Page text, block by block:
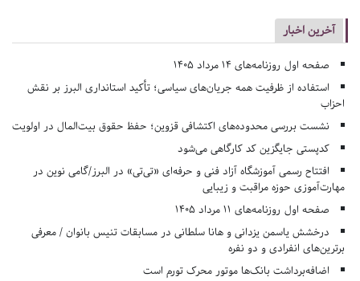
آخرین اخبار
صفحه اول روزنامه‌های 14 مرداد 1405
استفاده از ظرفیت همه جریان‌های سیاسی؛ تأکید استانداری البرز بر نقش
احزاب
نشست بررسی محدوده‌های اکتشافی قزوین؛ حفظ حقوق بیت‌المال در اولویت
کدپستی جایگزین کد کارگاهی می‌شود
افتتاح رسمی آموزشگاه آزاد فنی و حرفه‌ای «تی‌تی» در البرز/گامی نوین در
مهارت‌آموزی حوزه مراقبت و زیبایی
صفحه اول روزنامه‌های 11 مرداد 1405
درخشش یاسمن یزدانی و هانا سلطانی در مسابقات تنیس بانوان / معرفی
برترین‌های انفرادی و دو نفره
اضافه‌برداشت بانک‌ها موتور محرک تورم است